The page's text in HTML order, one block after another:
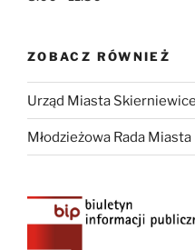
ZOBACZ RÓWNIEŻ
Urząd Miasta Skierniewice
Młodzieżowa Rada Miasta